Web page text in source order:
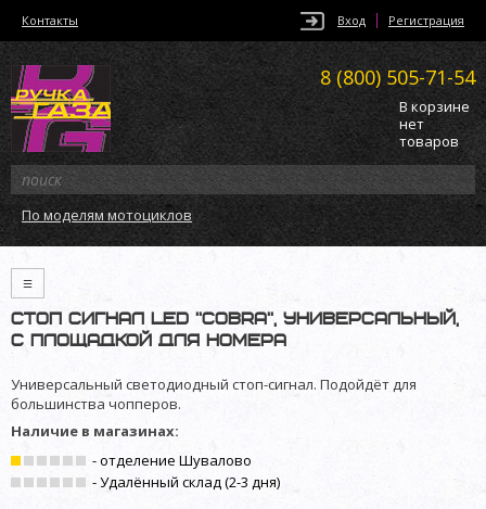
Вход Регистрация
Контакты
8 (800) 505-71-54
В корзине
нет
товаров
По моделям мотоциклов
≡
Стоп сигнал LED "Cobra", универсальный,
с площадкой для номера
Универсальный светодиодный стоп-сигнал. Подойдёт для
большинства чопперов.
Наличие в магазинах:
- отделение Шувалово
- Удалённый склад (2-3 дня)